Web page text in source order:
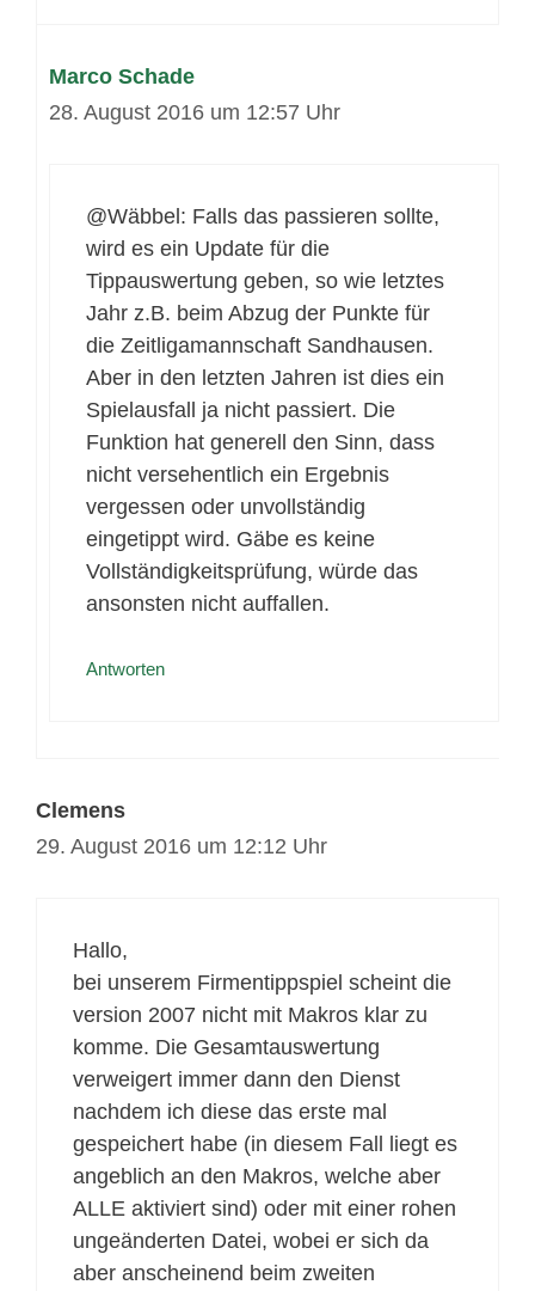
Marco Schade
28. August 2016 um 12:57 Uhr
@Wäbbel: Falls das passieren sollte,
wird es ein Update für die
Tippauswertung geben, so wie letztes
Jahr z.B. beim Abzug der Punkte für
die Zeitligamannschaft Sandhausen.
Aber in den letzten Jahren ist dies ein
Spielausfall ja nicht passiert. Die
Funktion hat generell den Sinn, dass
nicht versehentlich ein Ergebnis
vergessen oder unvollständig
eingetippt wird. Gäbe es keine
Vollständigkeitsprüfung, würde das
ansonsten nicht auffallen.
Antworten
Clemens
29. August 2016 um 12:12 Uhr
Hallo,
bei unserem Firmentippspiel scheint die
version 2007 nicht mit Makros klar zu
komme. Die Gesamtauswertung
verweigert immer dann den Dienst
nachdem ich diese das erste mal
gespeichert habe (in diesem Fall liegt es
angeblich an den Makros, welche aber
ALLE aktiviert sind) oder mit einer rohen
ungeänderten Datei, wobei er sich da
aber anscheinend beim zweiten